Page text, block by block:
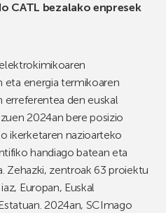
CATL bezalako enpresek
eta energia termikoaren
erreferentea den euskal
2024an bere posizio
ikerketaren nazioarteko
handiago batean eta
Zehazki, zentroak 63 proiektu
Europan, Euskal
2024an, SCImago